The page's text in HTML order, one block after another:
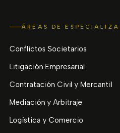
ÁREAS DE
Conflictos Societarios
Litigación Empresarial
Contratación Civil y Mercantil
Mediación y Arbitraje
Logística y Comercio